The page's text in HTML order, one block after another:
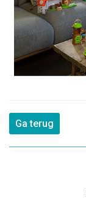
Ga terug